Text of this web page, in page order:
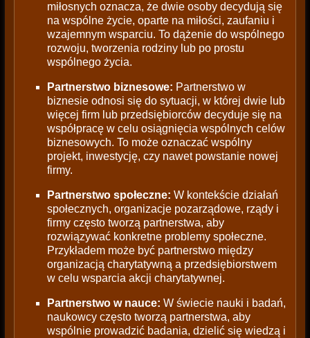
miłosnych oznacza, że dwie osoby decydują się
na wspólne życie, oparte na miłości, zaufaniu i
wzajemnym wsparciu. To dążenie do wspólnego
rozwoju, tworzenia rodziny lub po prostu
wspólnego życia.
Partnerstwo biznesowe: Partnerstwo w
biznesie odnosi się do sytuacji, w której dwie lub
więcej firm lub przedsiębiorców decyduje się na
współpracę w celu osiągnięcia wspólnych celów
biznesowych. To może oznaczać wspólny
projekt, inwestycję, czy nawet powstanie nowej
firmy.
Partnerstwo społeczne: W kontekście działań
społecznych, organizacje pozarządowe, rządy i
firmy często tworzą partnerstwa, aby
rozwiązywać konkretne problemy społeczne.
Przykładem może być partnerstwo między
organizacją charytatywną a przedsiębiorstwem
w celu wsparcia akcji charytatywnej.
Partnerstwo w nauce: W świecie nauki i badań,
naukowcy często tworzą partnerstwa, aby
wspólnie prowadzić badania, dzielić się wiedzą i